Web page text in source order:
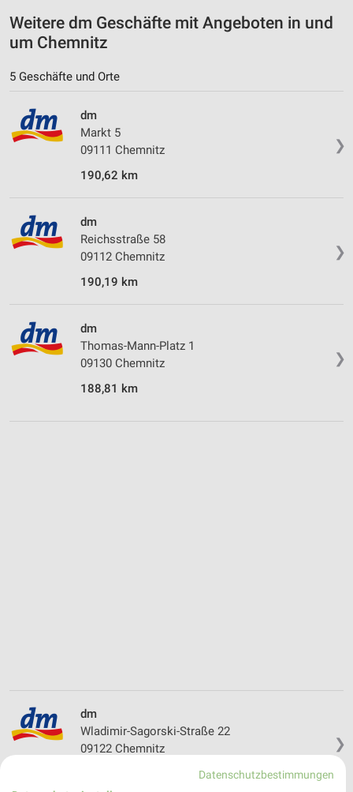
Weitere dm Geschäfte mit Angeboten in und
um Chemnitz
5 Geschäfte und Orte
❯
dm
Markt 5
09111 Chemnitz
190,62 km
❯
dm
Reichsstraße 58
09112 Chemnitz
190,19 km
❯
dm
Thomas-Mann-Platz 1
09130 Chemnitz
188,81 km
❯
dm
Wladimir-Sagorski-Straße 22
09122 Chemnitz
Datenschutzbestimmungen